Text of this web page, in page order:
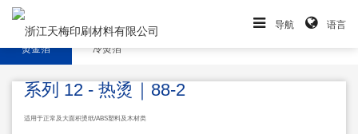
导航 语言
烫金箔 冷烫箔
系列 12 - 热烫｜88-2
适用于正常及大面积烫纸/ABS塑料及木材类